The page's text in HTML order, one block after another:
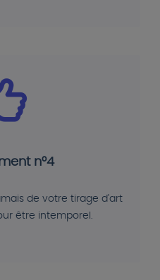
n°4
de votre tirage d'art
être intemporel.